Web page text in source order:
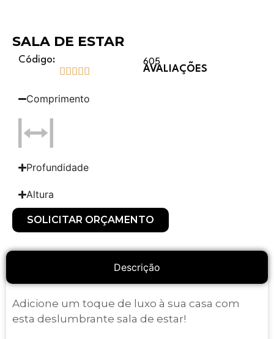
SALA DE ESTAR
Código: 605
 AVALIAÇÕES
Comprimento
Profundidade
Altura
SOLICITAR ORÇAMENTO
Descrição
Adicione um toque de luxo à sua casa com
esta deslumbrante sala de estar!